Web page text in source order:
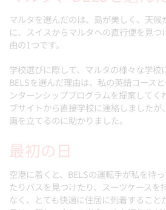
マルタを選んだのは、島が美しく、天候
に、スイスからマルタへの直行便を見
由の1つです。
学校選びに際して、マルタの様々な学校
BELSを選んだ理由は、私の英語コース
ンターンシッププログラムを提案してく
ブサイトから直接学校に連絡しました
画を立てるのに助かりました。
最初の日
空港に着くと、BELSの運転手が私を待
たりバスを見つけたり、スーツケースを
なく、とても快適に住居に到着すること